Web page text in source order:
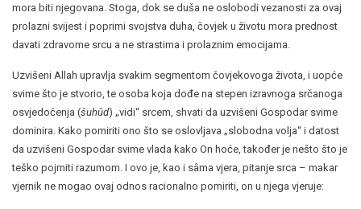
mora biti njegovana. Stoga, dok se duša ne oslobodi vezanosti za ovaj
prolazni svijest i poprimi svojstva duha, čovjek u životu mora prednost
davati zdravome srcu a ne strastima i prolaznim emocijama.
Uzvišeni Allah upravlja svakim segmentom čovjekovoga života, i uopće
svime što je stvorio, te osoba koja dođe na stepen izravnoga srčanoga
osvjedočenja (šuhûd) „vidi“ srcem, shvati da uzvišeni Gospodar svime
dominira. Kako pomiriti ono što se oslovljava „slobodna volja“ i datost
da uzvišeni Gospodar svime vlada kako On hoće, također je nešto što je
teško pojmiti razumom. I ovo je, kao i sâma vjera, pitanje srca – makar
vjernik ne mogao ovaj odnos racionalno pomiriti, on u njega vjeruje: